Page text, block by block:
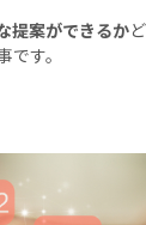
提案ができるか
です。